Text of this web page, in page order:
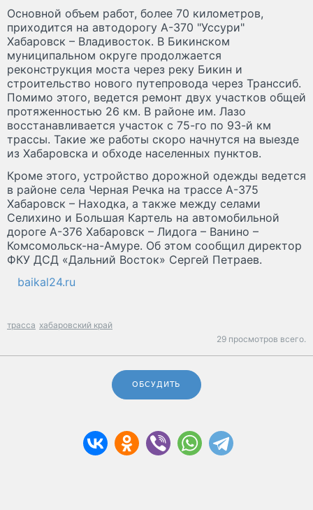
Основной объем работ, более 70 километров,
приходится на автодорогу А-370 "Уссури"
Хабаровск – Владивосток. В Бикинском
муниципальном округе продолжается
реконструкция моста через реку Бикин и
строительство нового путепровода через Транссиб.
Помимо этого, ведется ремонт двух участков общей
протяженностью 26 км. В районе им. Лазо
восстанавливается участок с 75-го по 93-й км
трассы. Такие же работы скоро начнутся на выезде
из Хабаровска и обходе населенных пунктов.
Кроме этого, устройство дорожной одежды ведется
в районе села Черная Речка на трассе А-375
Хабаровск – Находка, а также между селами
Селихино и Большая Картель на автомобильной
дороге А-376 Хабаровск – Лидога – Ванино –
Комсомольск-на-Амуре. Об этом сообщил директор
ФКУ ДСД «Дальний Восток» Сергей Петраев.
baikal24.ru
трасса хабаровский край
29 просмотров всего.
ОБСУДИТЬ